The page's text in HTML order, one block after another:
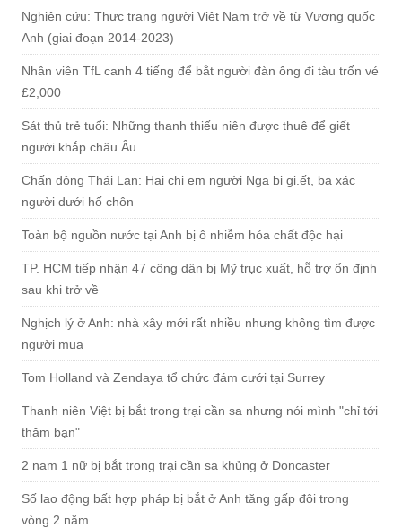
Nghiên cứu: Thực trạng người Việt Nam trở về từ Vương quốc
Anh (giai đoạn 2014-2023)
Nhân viên TfL canh 4 tiếng để bắt người đàn ông đi tàu trốn vé
£2,000
Sát thủ trẻ tuổi: Những thanh thiếu niên được thuê để giết
người khắp châu Âu
Chấn động Thái Lan: Hai chị em người Nga bị gi.ết, ba xác
người dưới hố chôn
Toàn bộ nguồn nước tại Anh bị ô nhiễm hóa chất độc hại
TP. HCM tiếp nhận 47 công dân bị Mỹ trục xuất, hỗ trợ ổn định
sau khi trở về
Nghịch lý ở Anh: nhà xây mới rất nhiều nhưng không tìm được
người mua
Tom Holland và Zendaya tổ chức đám cưới tại Surrey
Thanh niên Việt bị bắt trong trại cần sa nhưng nói mình "chỉ tới
thăm bạn"
2 nam 1 nữ bị bắt trong trại cần sa khủng ở Doncaster
Số lao động bất hợp pháp bị bắt ở Anh tăng gấp đôi trong
vòng 2 năm